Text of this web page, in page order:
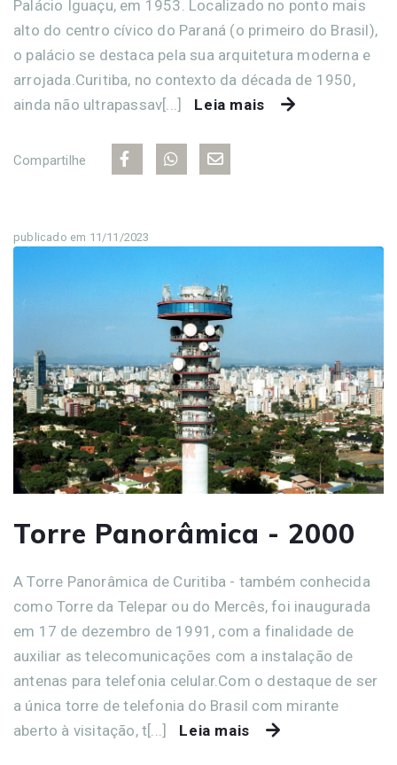
Palácio Iguaçu, em 1953. Localizado no ponto mais
alto do centro cívico do Paraná (o primeiro do Brasil),
o palácio se destaca pela sua arquitetura moderna e
arrojada.Curitiba, no contexto da década de 1950,
ainda não ultrapassav[...]
Leia mais
Compartilhe
publicado em 11/11/2023
Torre Panorâmica - 2000
A Torre Panorâmica de Curitiba - também conhecida
como Torre da Telepar ou do Mercês, foi inaugurada
em 17 de dezembro de 1991, com a finalidade de
auxiliar as telecomunicações com a instalação de
antenas para telefonia celular.Com o destaque de ser
a única torre de telefonia do Brasil com mirante
aberto à visitação, t[...]
Leia mais